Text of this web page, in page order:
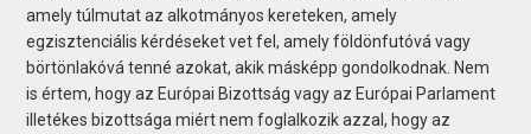
amely túlmutat az alkotmányos kereteken, amely
egzisztenciális kérdéseket vet fel, amely földönfutóvá vagy
börtönlakóvá tenné azokat, akik másképp gondolkodnak. Nem
is értem, hogy az Európai Bizottság vagy az Európai Parlament
illetékes bizottsága miért nem foglalkozik azzal, hogy az